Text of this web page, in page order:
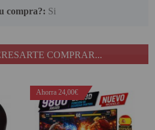
compra?: Si
COMPRAR...
Ahorra 24,00€